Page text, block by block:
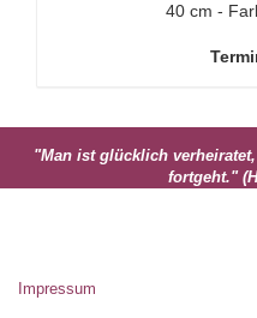
40 cm -
"Man ist glücklich
fortgeht."
Impressum